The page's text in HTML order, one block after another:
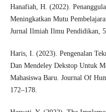
Hanafiah, H. (2022).
Meningkatkan Mutu
Jurnal Ilmiah Ilmu Pendidikan,
Haris, I. (2023). Pengenalan
Dan Mendeley Dekstop Untuk
Mahasiswa Baru. Journal Of
172–178.